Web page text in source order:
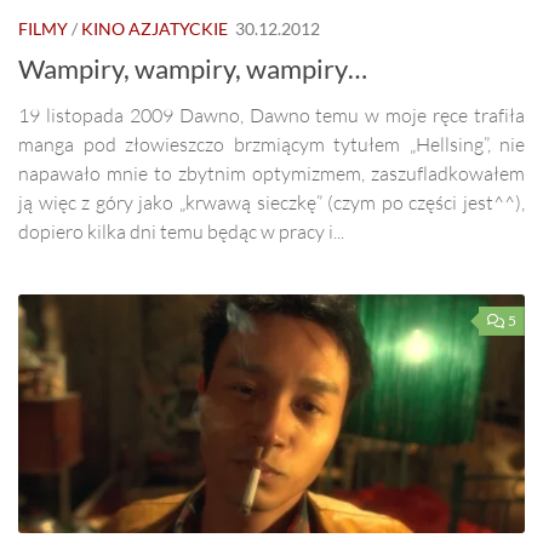
FILMY/ KINO AZJATYCKIE 30.12.2012
Wampiry, wampiry, wampiry…
19 listopada 2009 Dawno, Dawno temu w moje ręce trafiła
manga pod złowieszczo brzmiącym tytułem „Hellsing”, nie
napawało mnie to zbytnim optymizmem, zaszufladkowałem
ją więc z góry jako „krwawą sieczkę” (czym po części jest^^),
dopiero kilka dni temu będąc w pracy i...
5